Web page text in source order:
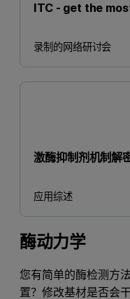
ITC - get the
录制的网络研讨会
激酶抑制剂机制解
应用综述
酶动力学
您有简单的酶检测方
置？修改基材是否会